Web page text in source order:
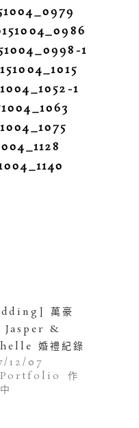
萬豪
Jasper &
婚禮紀錄
12/07
Portfolio 作